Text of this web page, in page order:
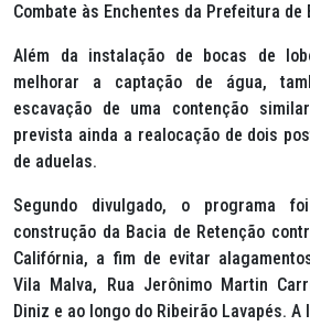
Combate às Enchentes da Prefeitura
Além da instalação de bocas de
melhorar a captação de água,
escavação de uma contenção
prevista ainda a realocação de dois
de aduelas.
Segundo divulgado, o programa
construção da Bacia de Retenção
Califórnia, a fim de evitar
Vila Malva, Rua Jerônimo Martin
Diniz e ao longo do Ribeirão Lavapés.